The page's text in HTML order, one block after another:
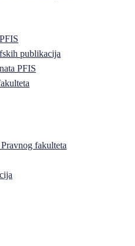
publikacija
PFIS
fakulteta